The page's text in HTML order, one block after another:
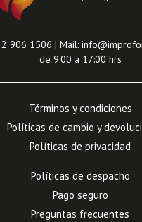
906 1506 | Mail:
de 9:00 a 17:00 hrs
Términos y condiciones
Políticas de cambio y
Políticas de privacidad
Políticas de despacho
Pago seguro
Preguntas frecuentes